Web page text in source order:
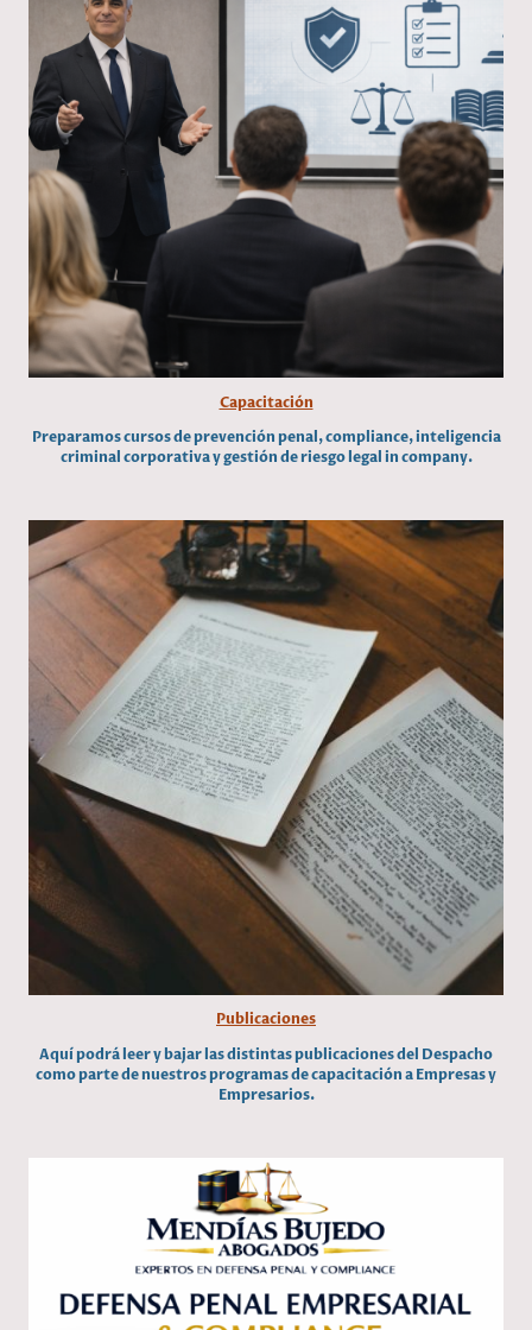
Capacitación
Preparamos cursos de prevención penal, compliance, inteligencia
criminal corporativa y gestión de riesgo legal in company.
Publicaciones
Aquí podrá leer y bajar las distintas publicaciones del Despacho
como parte de nuestros programas de capacitación a Empresas y
Empresarios.